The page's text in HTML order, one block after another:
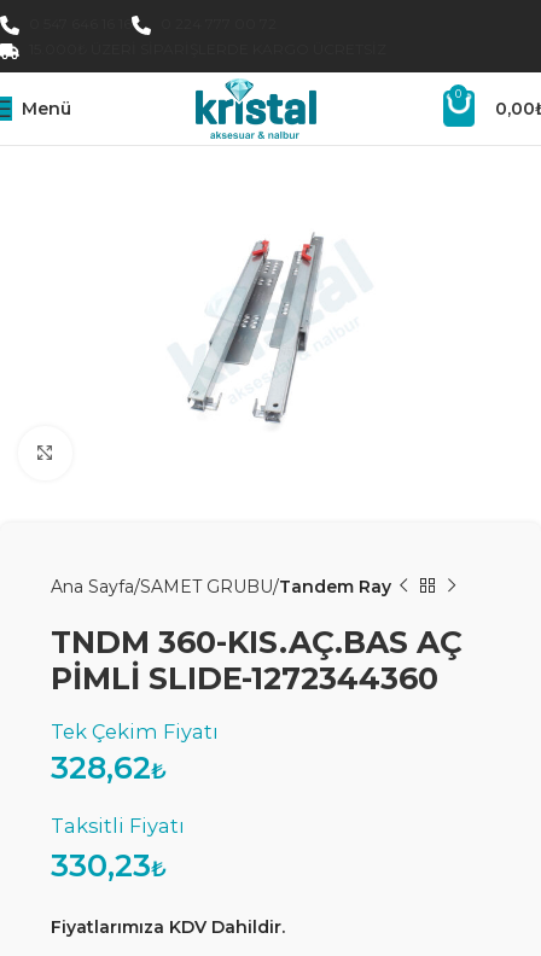
Menü
0
0,00
Ana Sayfa SAMET GRUBU Tandem Ray
TNDM 360-KIS.AÇ.BAS AÇ
PİMLİ SLIDE-1272344360
328,62₺
330,23₺
Fiyatlarımıza KDV Dahildir.